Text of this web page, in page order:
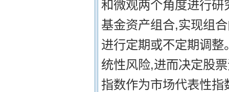
和微观两个角度进行
基金资产组合,实现组
进行定期或不定期调
统性风险,进而决定股
指数作为市场代表性